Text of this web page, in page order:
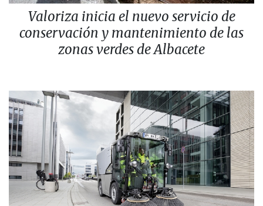
Valoriza inicia el nuevo servicio de
conservación y mantenimiento de las
zonas verdes de Albacete